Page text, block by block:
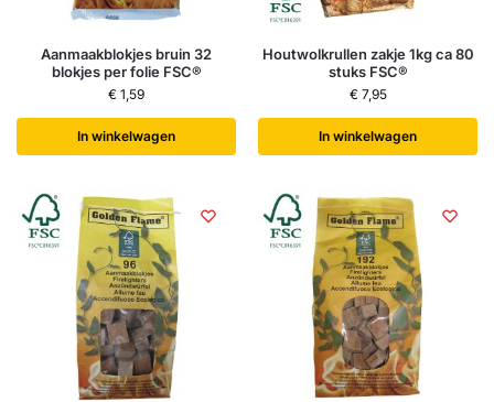
Aanmaakblokjes bruin 32
blokjes per folie FSC®
€ 1,59
In winkelwagen
Houtwolkrullen zakje 1kg ca 80
stuks FSC®
€7,95
In winkelwagen